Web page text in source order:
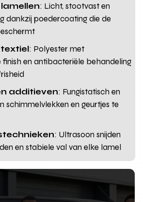
: Licht, stootvast en
dankzij poedercoating die de
: Polyester met
en antibacteriële behandeling
additieven: Fungistatisch en
schimmelvlekken en geurtjes te
: Ultrasoon snijden
en stabiele val van elke lamel